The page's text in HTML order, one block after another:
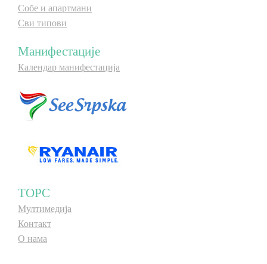
Собе и апартмани
Сви типови
Манифестације
Календар манифестација
ТОРС
Мултимедија
Контакт
О нама